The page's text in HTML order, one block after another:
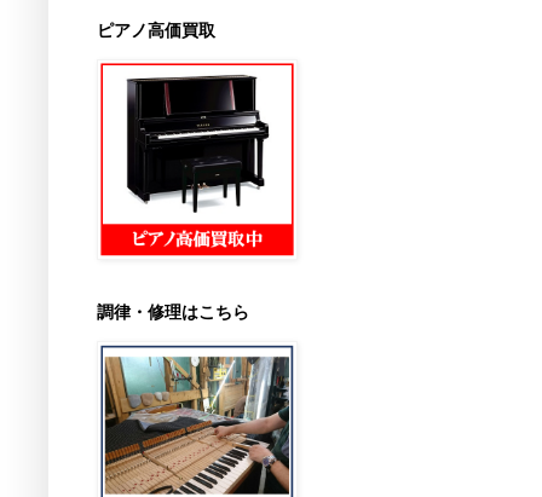
ピアノ高価買取
調律・修理はこちら